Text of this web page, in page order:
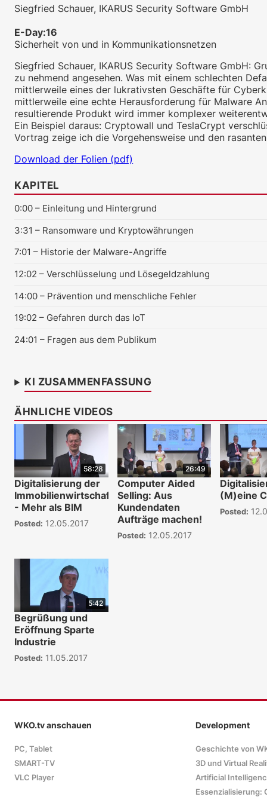
Siegfried Schauer, IKARUS Security Software GmbH
E-Day:16
Sicherheit von und in Kommunikationsnetzen
Siegfried Schauer, IKARUS Security Software GmbH:
zu nehmend angesehen. Was mit einem schlechten
mittlerweile eines der lukrativsten Geschäfte für
mittlerweile eine echte Herausforderung für Malware
resultierende Produkt wird immer komplexer
Ein Beispiel daraus: Cryptowall und TeslaCrypt
Vortrag zeige ich die Vorgehensweise und den
Download der Folien (pdf)
KAPITEL
0:00 – Einleitung und Hintergrund
3:31 – Ransomware und Kryptowährungen
7:01 – Historie der Malware-Angriffe
12:02 – Verschlüsselung und Lösegeldzahlung
14:00 – Prävention und menschliche Fehler
19:02 – Gefahren durch das IoT
24:01 – Fragen aus dem Publikum
KI ZUSAMMENFASSUNG
ÄHNLICHE VIDEOS
58:28
Digitalisierung der
Immobilienwirtschaft
- Mehr als BIM
Posted: 12.05.2017
26:49
Computer Aided
Selling: Aus
Kundendaten
Aufträge machen!
Posted: 12.05.2017
(M)eine
Posted:
5:42
Begrüßung und
Eröffnung Sparte
Industrie
Posted: 11.05.2017
WKO.tv anschauen
PC, Tablet
SMART-TV
VLC Player
Development
Geschichte von
3D und Virtual
Artificial
Essenzialisierung: